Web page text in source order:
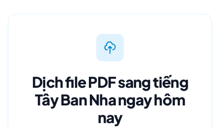
Dịch file PDF sang tiếng
Tây Ban Nha ngay hôm
nay